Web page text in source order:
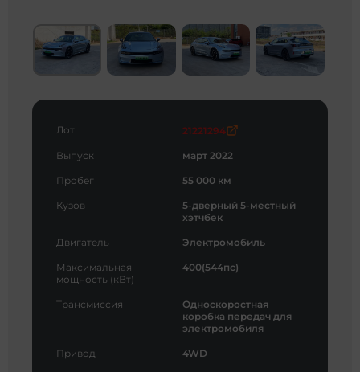
Лот 21221294
Выпуск март 2022
Пробег 55 000 км
Кузов
5-дверный 5-местный
хэтчбек
Двигатель Электромобиль
Максимальная
мощность (кВт)
400(544пс)
Трансмиссия
Односкоростная
коробка передач для
электромобиля
Привод 4WD